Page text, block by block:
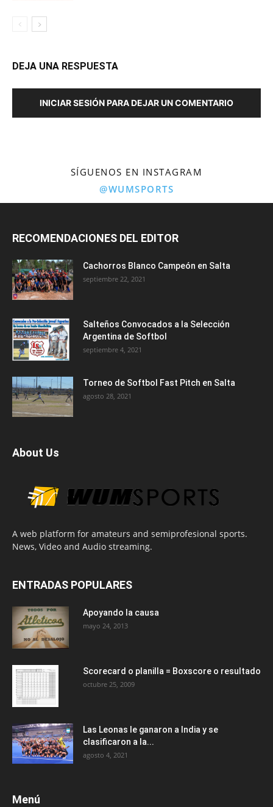
DEJA UNA RESPUESTA
INICIAR SESIÓN PARA DEJAR UN COMENTARIO
SÍGUENOS EN INSTAGRAM
@WUMSPORTS
RECOMENDACIONES DEL EDITOR
Cachorros Blanco Campeón en Salta
septiembre 22, 2021
Salteños Convocados a la Selección
Argentina de Softbol
septiembre 4, 2021
Torneo de Softbol Fast Pitch en Salta
agosto 28, 2021
About Us
A web platform for amateurs and semiprofesional sports.
News, Video and Audio streaming.
ENTRADAS POPULARES
Apoyando la causa
mayo 24, 2013
Scorecard o planilla = Boxscore o resultado
octubre 25, 2009
Las Leonas le ganaron a India y se
clasificaron a la...
agosto 4, 2021
Menú